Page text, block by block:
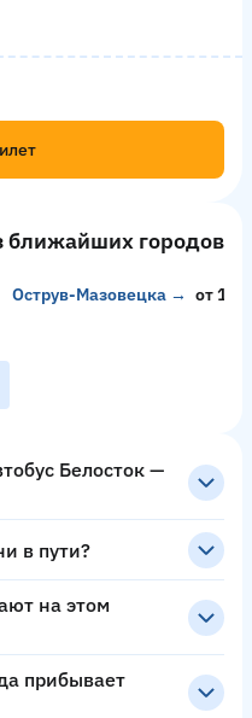
ближайших городов
Острув-Мазовецка → Эссен
от
Белосток —
в пути?
на этом
прибывает